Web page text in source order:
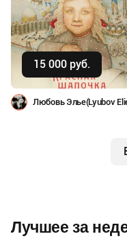
15 000 руб.
Купить
Любовь Элье(Lyubov
Лучшее за